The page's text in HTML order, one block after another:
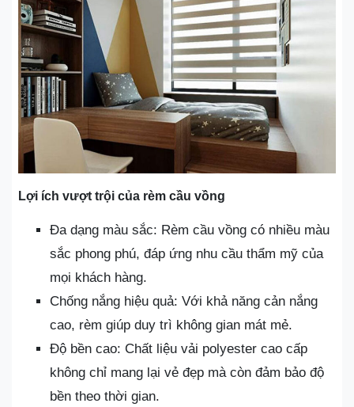
Lợi ích vượt trội của rèm cầu vồng
Đa dạng màu sắc: Rèm cầu vồng có nhiều màu
sắc phong phú, đáp ứng nhu cầu thẩm mỹ của
mọi khách hàng.
Chống nắng hiệu quả: Với khả năng cản nắng
cao, rèm giúp duy trì không gian mát mẻ.
Độ bền cao: Chất liệu vải polyester cao cấp
không chỉ mang lại vẻ đẹp mà còn đảm bảo độ
bền theo thời gian.